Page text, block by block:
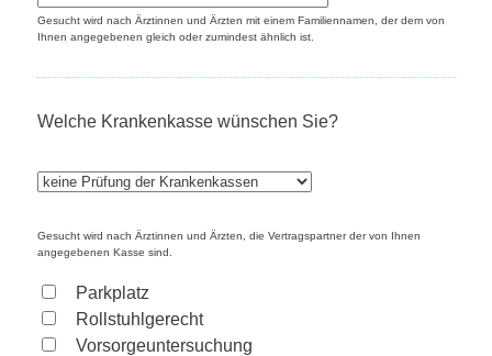
Gesucht wird nach Ärztinnen und Ärzten mit einem Familiennamen, der dem von
Ihnen angegebenen gleich oder zumindest ähnlich ist.
Welche Krankenkasse wünschen Sie?
Gesucht wird nach Ärztinnen und Ärzten, die Vertragspartner der von Ihnen
angegebenen Kasse sind.
Parkplatz
Rollstuhlgerecht
Vorsorgeuntersuchung